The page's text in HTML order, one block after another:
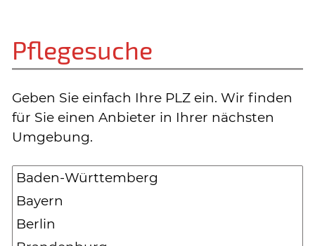
Pflegesuche
Geben Sie einfach Ihre PLZ ein. Wir finden
für Sie einen Anbieter in Ihrer nächsten
Umgebung.